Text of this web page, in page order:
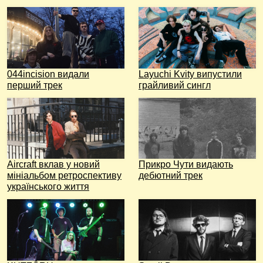
044incision видали
перший трек
Layuchi Kvity випустили
грайливий сингл
Aircraft вклав у новий
мініальбом ретроспективу
українського життя
Прикро Чути видають
дебютний трек